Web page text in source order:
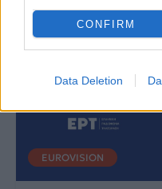
CONFIRM
Data Deletion
25.06.2026
EUROVISION